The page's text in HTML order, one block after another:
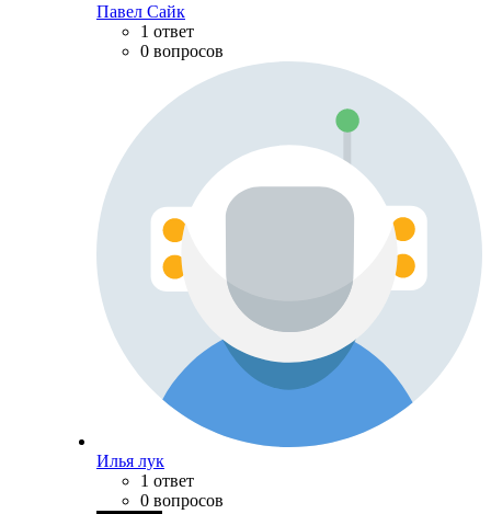
Павел Сайк
1 ответ
0 вопросов
Илья лук
1 ответ
0 вопросов